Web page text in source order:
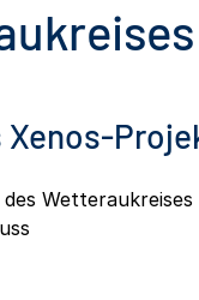
Xenos-
Wetteraukreises